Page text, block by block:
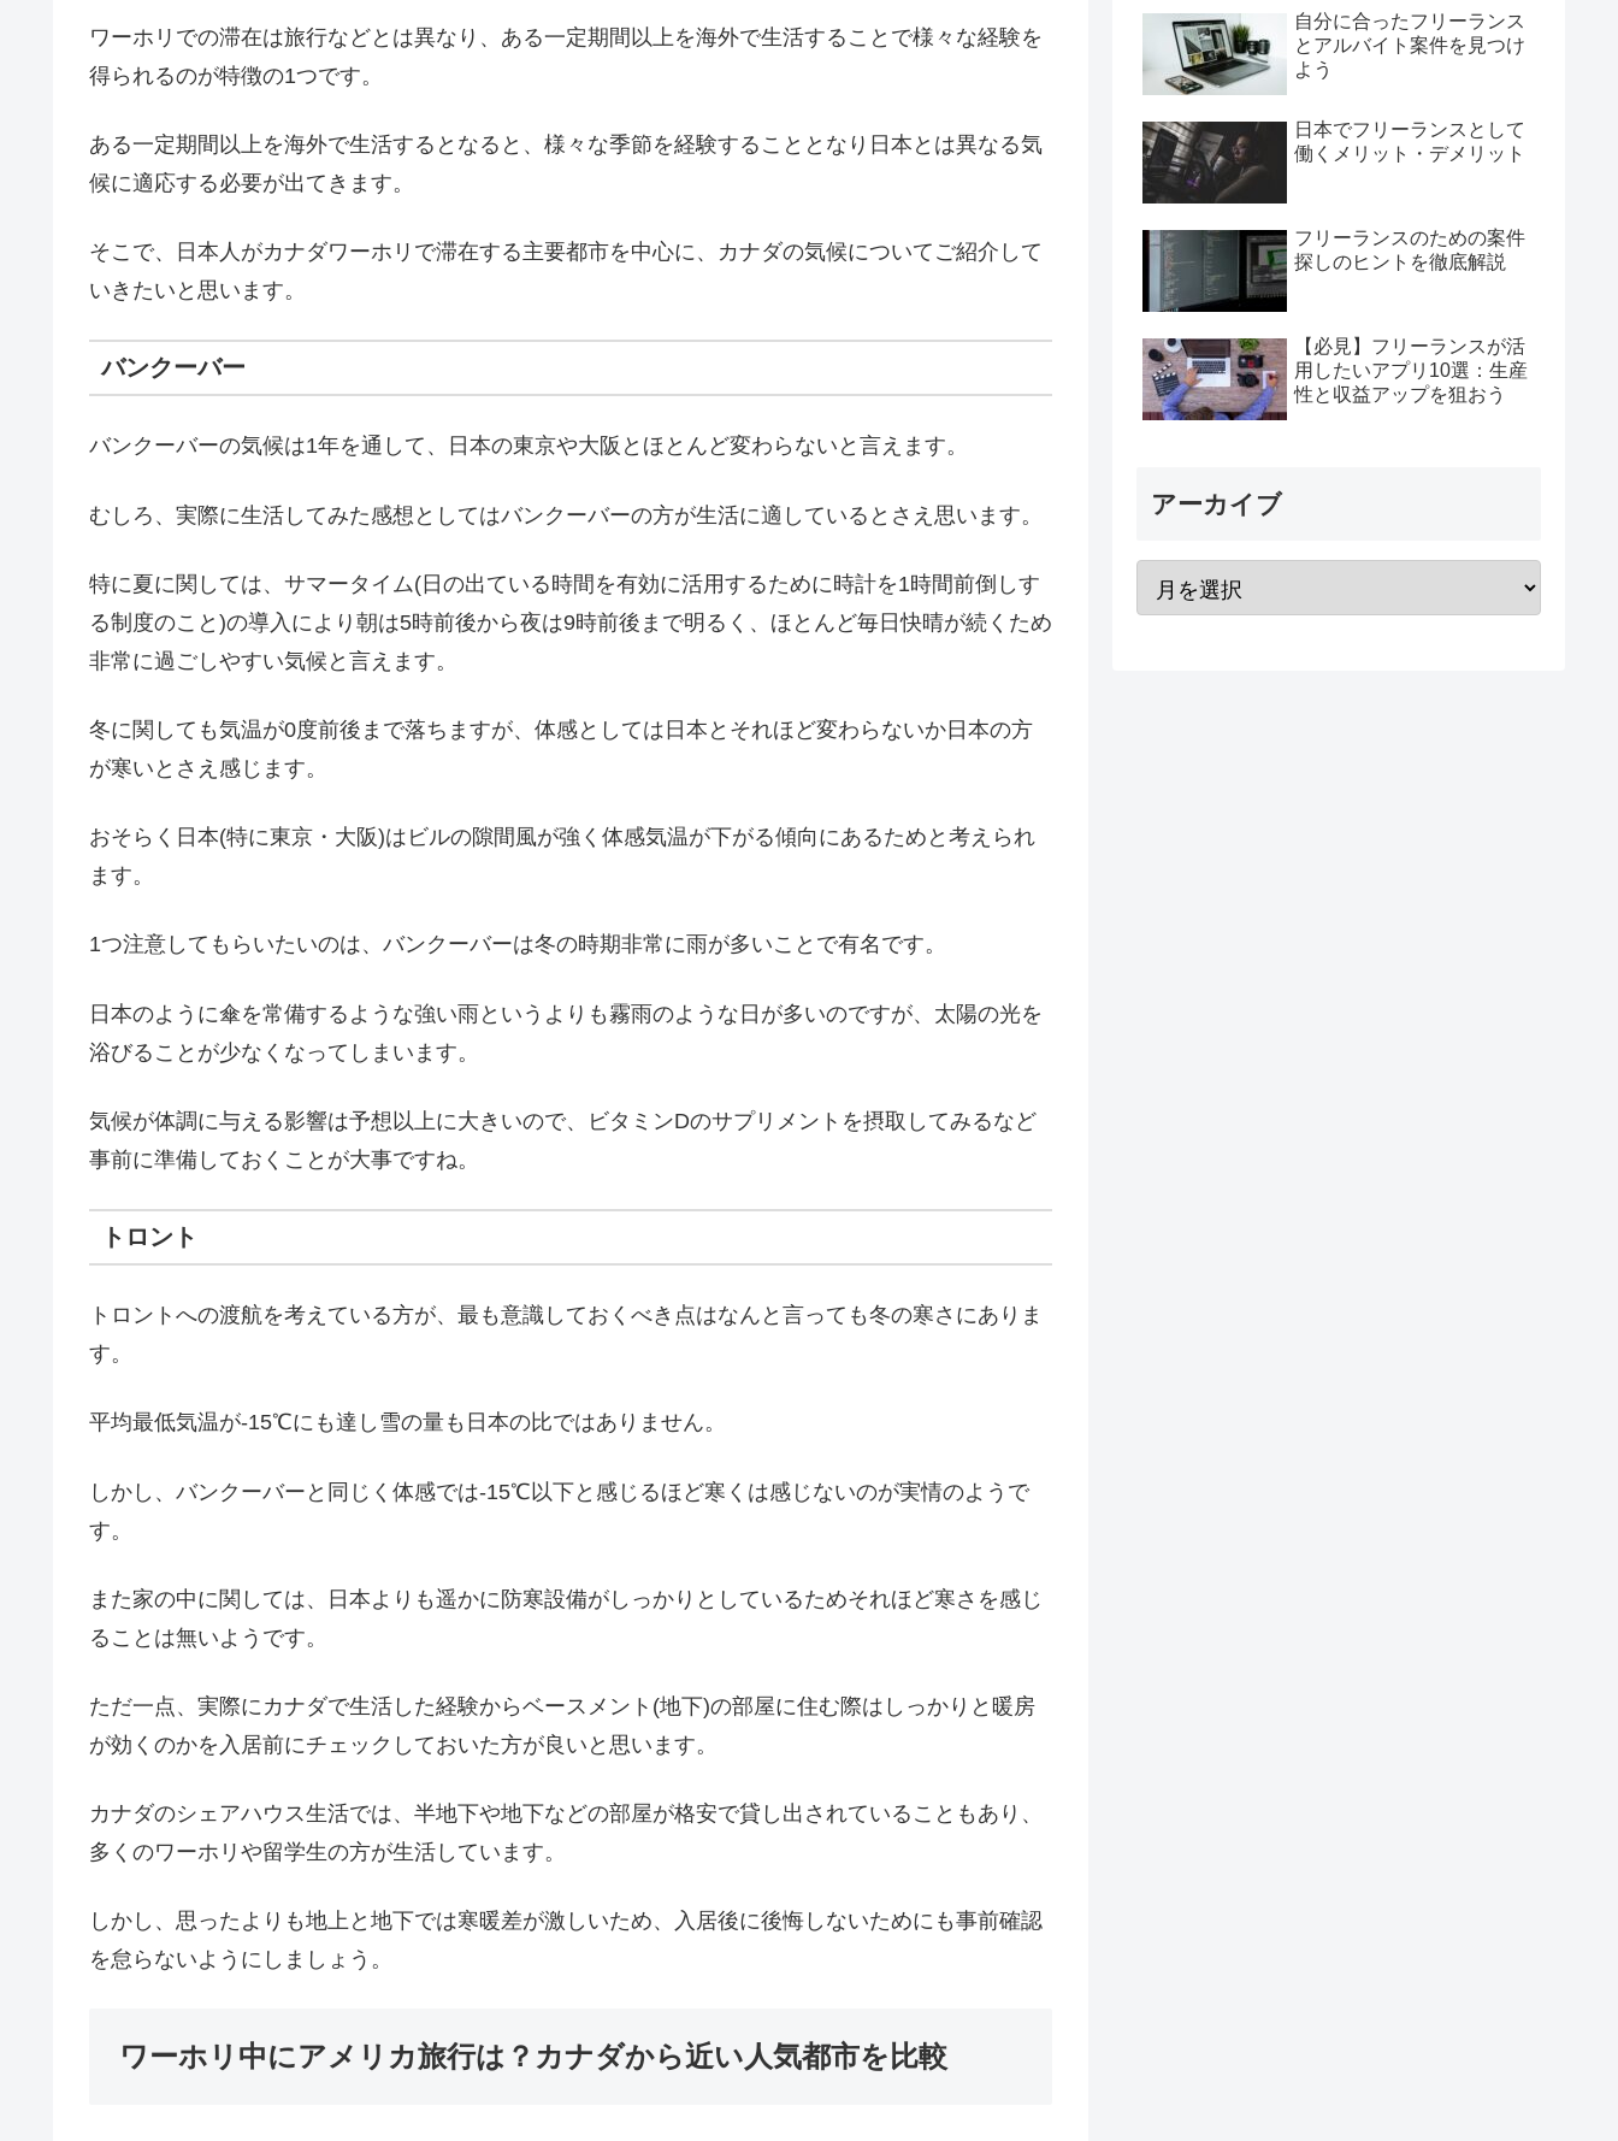
ワーホリでの滞在は旅行などとは異なり、ある一定期間以上を海外で生活することで様々な経験を
得られるのが特徴の1つです。
ある一定期間以上を海外で生活するとなると、様々な季節を経験することとなり日本とは異なる気
候に適応する必要が出てきます。
そこで、日本人がカナダワーホリで滞在する主要都市を中心に、カナダの気候についてご紹介して
いきたいと思います。
バンクーバー
バンクーバーの気候は1年を通して、日本の東京や大阪とほとんど変わらないと言えます。
むしろ、実際に生活してみた感想としてはバンクーバーの方が生活に適しているとさえ思います。
特に夏に関しては、サマータイム(日の出ている時間を有効に活用するために時計を1時間前倒しす
る制度のこと)の導入により朝は5時前後から夜は9時前後まで明るく、ほとんど毎日快晴が続くため
非常に過ごしやすい気候と言えます。
冬に関しても気温が0度前後まで落ちますが、体感としては日本とそれほど変わらないか日本の方
が寒いとさえ感じます。
おそらく日本(特に東京・大阪)はビルの隙間風が強く体感気温が下がる傾向にあるためと考えられ
ます。
1つ注意してもらいたいのは、バンクーバーは冬の時期非常に雨が多いことで有名です。
日本のように傘を常備するような強い雨というよりも霧雨のような日が多いのですが、太陽の光を
浴びることが少なくなってしまいます。
気候が体調に与える影響は予想以上に大きいので、ビタミンDのサプリメントを摂取してみるなど
事前に準備しておくことが大事ですね。
トロント
トロントへの渡航を考えている方が、最も意識しておくべき点はなんと言っても冬の寒さにありま
す。
平均最低気温が-15℃にも達し雪の量も日本の比ではありません。
しかし、バンクーバーと同じく体感では-15℃以下と感じるほど寒くは感じないのが実情のようで
す。
また家の中に関しては、日本よりも遥かに防寒設備がしっかりとしているためそれほど寒さを感じ
ることは無いようです。
ただ一点、実際にカナダで生活した経験からベースメント(地下)の部屋に住む際はしっかりと暖房
が効くのかを入居前にチェックしておいた方が良いと思います。
カナダのシェアハウス生活では、半地下や地下などの部屋が格安で貸し出されていることもあり、
多くのワーホリや留学生の方が生活しています。
しかし、思ったよりも地上と地下では寒暖差が激しいため、入居後に後悔しないためにも事前確認
を怠らないようにしましょう。
ワーホリ中にアメリカ旅行は？カナダから近い人気都市を比較
自分に合ったフリーランス
とアルバイト案件を見つけ
よう
日本でフリーランスとして
働くメリット・デメリット
フリーランスのための案件
探しのヒントを徹底解説
【必見】フリーランスが活
用したいアプリ10選：生産
性と収益アップを狙おう
アーカイブ